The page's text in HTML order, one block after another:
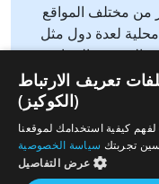
من مختلف المواقع
محلية لعدة دول مثل
المغرب، الجزائر،
آخر خبر يتيح متابعة أخبار
عالمية، رياضة،
المحلية والعالمية من
بي بي سي، سي ان
تعريف الارتباط
(الكوكيز)
كيفية استخدامك لموقعنا
تجربتك سياسة الخصوصية
عرض التفاصيل